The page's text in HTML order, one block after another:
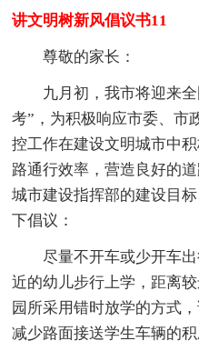
讲文明树新风倡议书11
尊敬的家长：
九月初，我市将迎来
考”，为积极响应市委、市
控工作在建设文明城市中
路通行效率，营造良好的
城市建设指挥部的建设目
下倡议：
尽量不开车或少开车
近的幼儿步行上学，距离
园所采用错时放学的方式
减少路面接送学生车辆的积